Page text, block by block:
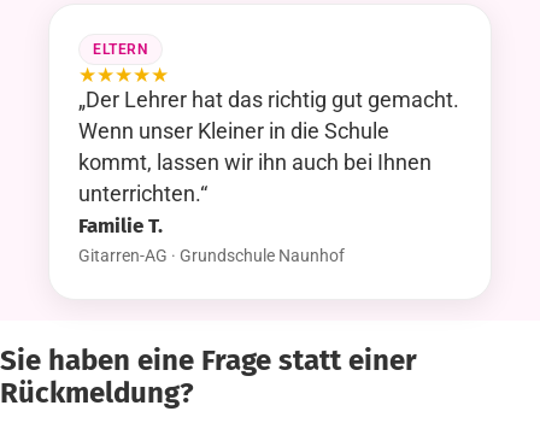
ELTERN
★★★★★
„Der Lehrer hat das richtig gut gemacht.
Wenn unser Kleiner in die Schule
kommt, lassen wir ihn auch bei Ihnen
unterrichten.“
Familie T.
Gitarren-AG · Grundschule Naunhof
Sie haben eine Frage statt einer
Rückmeldung?